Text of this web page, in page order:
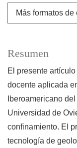
Más formatos de
Resumen
El presente
docente aplicada
Iberoamericano
Universidad de
confinamiento. El
tecnología de